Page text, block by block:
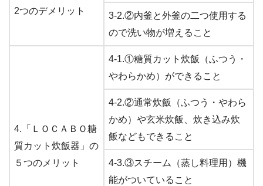
2つのデメリット
3-2.②内釜と外釜の二つ使用する
ので洗い物が増えること
4.「ＬＯＣＡＢＯ糖
質カット炊飯器」の
５つのメリット
4-1.①糖質カット炊飯（ふつう・
やわらかめ）ができること
4-2.②通常炊飯（ふつう・やわら
かめ）や玄米炊飯、炊き込み炊
飯などもできること
4-3.③スチーム（蒸し料理用）機
能がついていること